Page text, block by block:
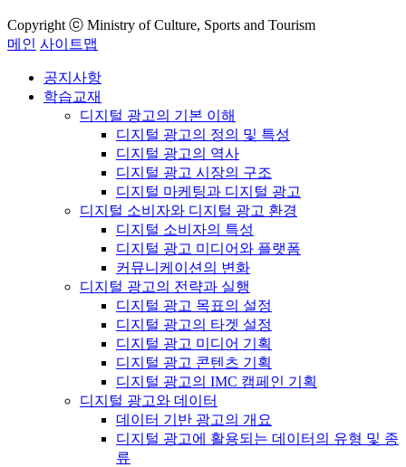
Copyright ⓒ Ministry of Culture, Sports and Tourism
메인 사이트맵
공지사항
학습교재
디지털 광고의 기본 이해
디지털 광고의 정의 및 특성
디지털 광고의 역사
디지털 광고 시장의 구조
디지털 마케팅과 디지털 광고
디지털 소비자와 디지털 광고 환경
디지털 소비자의 특성
디지털 광고 미디어와 플랫폼
커뮤니케이션의 변화
디지털 광고의 전략과 실행
디지털 광고 목표의 설정
디지털 광고의 타겟 설정
디지털 광고 미디어 기획
디지털 광고 콘텐츠 기획
디지털 광고의 IMC 캠페인 기획
디지털 광고와 데이터
데이터 기반 광고의 개요
디지털 광고에 활용되는 데이터의 유형 및 종
류